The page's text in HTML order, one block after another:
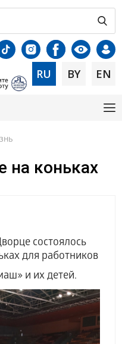
RU BY EN
на коньках
состоялось
для работников
и их детей.